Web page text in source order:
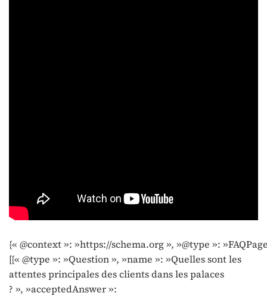
{« @context »: »https://schema.org », »@type »:
[{« @type »: »Question », »name »: »Quelles sont les
attentes principales des clients dans les palaces
? », »acceptedAnswer »: